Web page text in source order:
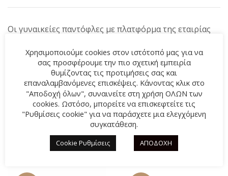
Οι γυναικείες παντόφλες με πλατφόρμα της εταιρίας
καλοκαιρινών outfits. Με ανατομικό σχεδιασμό για
άνετο βάδισμα ακόμα και στις πιο απαιτητικές μέρες.
Summer collection 2024
ΣΧΕΤΙΚΆ ΠΡΟΪΌΝΤΑ
Χρησιμοποιούμε cookies στον ιστότοπό μας για να
σας προσφέρουμε την πιο σχετική εμπειρία
θυμίζοντας τις προτιμήσεις σας και
επαναλαμβανόμενες επισκέψεις. Κάνοντας κλικ στο
"Αποδοχή όλων", συναινείτε στη χρήση ΟΛΩΝ των
cookies. Ωστόσο, μπορείτε να επισκεφτείτε τις
"Ρυθμίσεις cookie" για να παράσχετε μια ελεγχόμενη
συγκατάθεση.
Cookie Ρυθμίσεις ΑΠΟΔΟΧΗ